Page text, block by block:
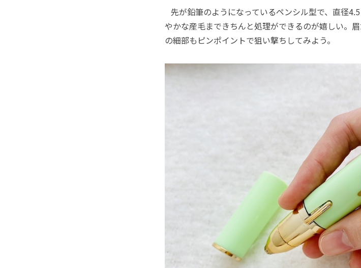
先が鉛筆のようになっているペンシル型で、直径
やかな産毛まできちんと処理ができるのが嬉しい。
の細部もピンポイントで狙い撃ちしてみよう。